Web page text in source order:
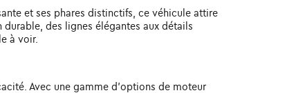
et ses phares distinctifs, ce véhicule attire
des lignes élégantes aux détails
à voir.
Avec une gamme d'options de moteur